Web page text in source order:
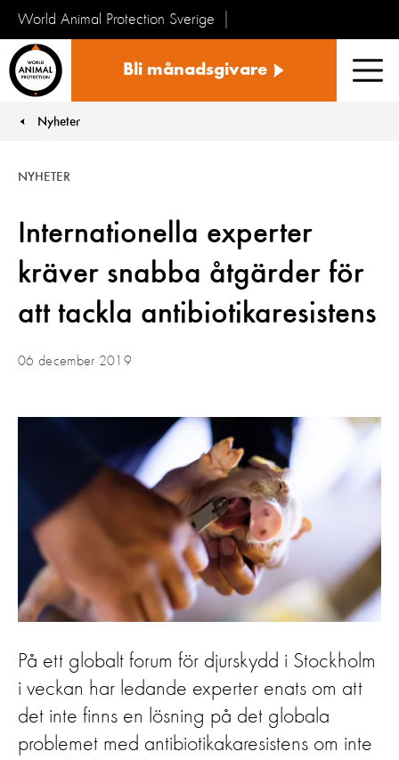
World Animal Protection Sverige
Bli månadsgivare
You are here:
Nyheter
Internationella experter
kräver snabba åtgärder för
att tackla antibiotikaresistens
NYHETER
06 december 2019
På ett globalt forum för djurskydd i Stockholm
i veckan har ledande experter enats om att
det inte finns en lösning på det globala
problemet med antibiotikakaresistens om inte